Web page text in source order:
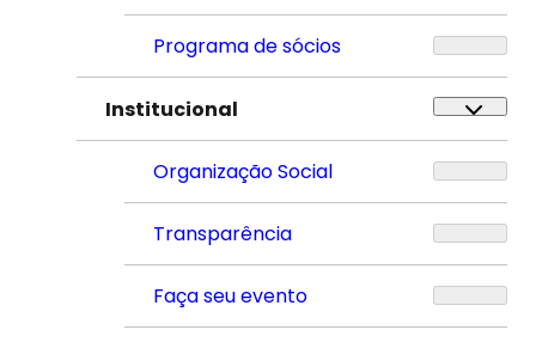
Programa de sócios
Institucional
Organização Social
Transparência
Faça seu evento